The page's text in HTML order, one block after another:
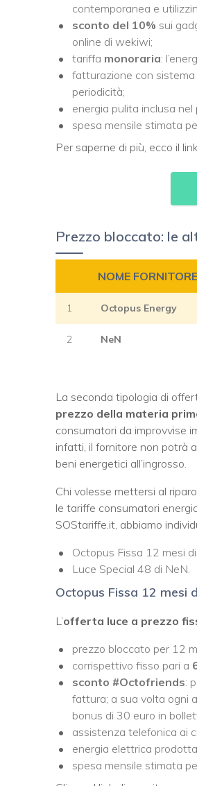
contemporanea e
sconto del 10% sui
online di wekiwi;
tariffa monoraria:
fatturazione con sistema
periodicità;
energia pulita inclusa nel
spesa mensile stimata
Per saperne di più, ecco il
Prezzo bloccato: le
NOME FORNITORE
1 Octopus Energy
2 NeN
La seconda tipologia di
prezzo della materia
consumatori da improvvise
infatti, il fornitore non potrà
beni energetici all’ingrosso.
Chi volesse mettersi al
le tariffe consumatori
SOStariffe.it, abbiamo
Octopus Fissa 12 mesi
Luce Special 48 di NeN.
Octopus Fissa 12 mesi
L’offerta luce a prezzo
prezzo bloccato per 12
corrispettivo fisso pari a
sconto #Octofriends:
fattura; a sua volta ogni
bonus di 30 euro in
assistenza telefonica ai
energia elettrica
spesa mensile stimata